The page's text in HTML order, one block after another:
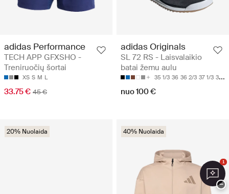
adidas Performance
TECH APP GFXSHO -
Treniruočių šortai
XS S M L
33.75 € 45 €
adidas Originals
SL 72 RS - Laisvalaikio
batai žemu aulu
35 1/3 36 36 2/3 37 1/3 38
nuo 100 €
20% Nuolaida 40% Nuolaida
1
−